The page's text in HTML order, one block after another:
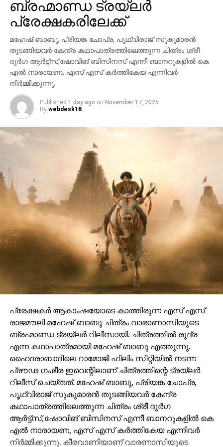
ബ്രഹ്മാണ്ഡ ട്രയ്ലർ
പ്രേക്ഷകരിലേക്ക്
മഹേഷ് ബാബു, പ്രിയങ്ക ചോപ്ര, പൃഥ്വിരാജ് സുകുമാരൻ
തുടങ്ങിയവർ കേന്ദ്ര കഥാപാത്രത്തിലെത്തുന്ന ചിത്രം ശ്രീ
ദുർഗ ആർട്ട്സ്,ഷോവിങ് ബിസിനസ് എന്നീ ബാനറുകളിൽ കെ
എൽ നാരായണ, എസ് എസ് കർത്തികേയ എന്നിവർ
നിർമ്മിക്കുന്നു.
Published 1 day ago on November 17, 2025
By webdesk18
പ്രേക്ഷകർ ആകാംഷയോടെ കാത്തിരുന്ന എസ് എസ്
രാജമൗലി മഹേഷ് ബാബു ചിത്രം വാരാണാസിയുടെ
ബ്രഹ്മാണ്ഡ ട്രയ്ലർ റിലീസായി. ചിത്രത്തിൽ രുദ്ര
എന്ന കഥാപാത്രമായി മഹേഷ് ബാബു എത്തുന്നു.
ഹൈദരാബാദിലെ റാമോജി ഫിലിം സിറ്റിയിൽ നടന്ന
പ്രൗഢ ഗംഭീര ഇവെന്റിലാണ് ചിത്രത്തിന്റെ ട്രയ്ലർ
റിലീസ് ചെയ്തത്. മഹേഷ് ബാബു, പ്രിയങ്ക ചോപ്ര,
പൃഥ്വിരാജ് സുകുമാരൻ തുടങ്ങിയവർ കേന്ദ്ര
കഥാപാത്രത്തിലെത്തുന്ന ചിത്രം ശ്രീ ദുർഗ
ആർട്ട്സ്,ഷോവിങ് ബിസിനസ് എന്നീ ബാനറുകളിൽ കെ
എൽ നാരായണ, എസ് എസ് കർത്തികേയ എന്നിവർ
നിർമ്മിക്കുന്നു. കീരവാണിയാണ് വാരണാസിയുടെ